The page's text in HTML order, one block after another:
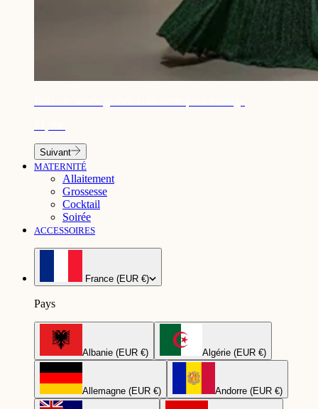
Suivant
MATERNITÉ
Allaitement
Grossesse
Cocktail
Soirée
ACCESSOIRES
France (EUR €)
Pays
Albanie (EUR €) Algérie (EUR €)
Allemagne (EUR €) Andorre (EUR €)